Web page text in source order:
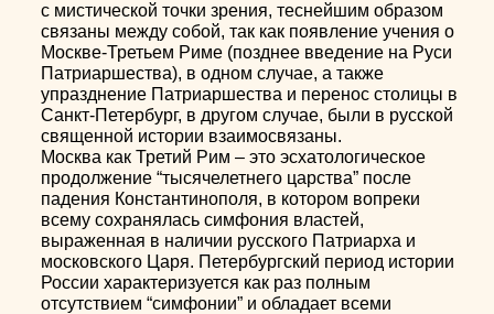
с мистической точки зрения, теснейшим образом
связаны между собой, так как появление учения о
Москве-Третьем Риме (позднее введение на Руси
Патриаршества), в одном случае, а также
упразднение Патриаршества и перенос столицы в
Санкт-Петербург, в другом случае, были в русской
священной истории взаимосвязаны.
Москва как Третий Рим – это эсхатологическое
продолжение “тысячелетнего царства” после
падения Константинополя, в котором вопреки
всему сохранялась симфония властей,
выраженная в наличии русского Патриарха и
московского Царя. Петербургский период истории
России характеризуется как раз полным
отсутствием “симфонии” и обладает всеми